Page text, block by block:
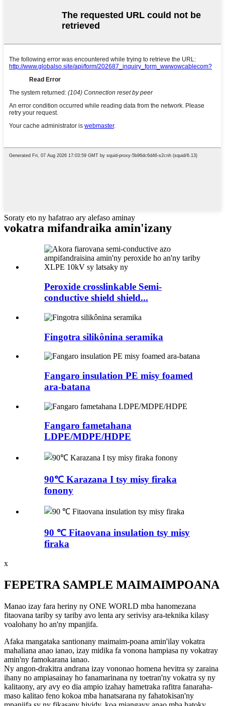
Soraty eto ny hafatrao ary alefaso aminay
vokatra mifandraika amin'izany
Peroxide crosslinkable Semi-
conductive shield shield...
Fingotra silikônina seramika
Fangaro insulation PE misy foamed
ara-batana
Fangaro fametahana
LDPE/MDPE/HDPE
90℃ Karazana I tsy misy firaka
fonony
90 ℃ Fitaovana insulation tsy misy
firaka
x
FEPETRA SAMPLE MAIMAIMPOANA
Manao izay fara heriny ny ONE WORLD mba hanomezana
fitaovana tariby sy tariby avo lenta ary serivisy ara-teknika kilasy
voalohany ho an'ny mpanjifa.
Afaka mangataka santionany maimaim-poana amin'ilay vokatra
mahaliana anao ianao, izay midika fa vonona hampiasa ny vokatray
amin'ny famokarana ianao.
Ny angon-drakitra andrana izay vononao homena hevitra sy zaraina
ihany no ampiasainay ho fanamarinana ny toetran'ny vokatra sy ny
kalitaony, ary avy eo dia ampio izahay hametraka rafitra fanaraha-
maso kalitao feno kokoa mba hanatsarana ny fahatokisan'ny